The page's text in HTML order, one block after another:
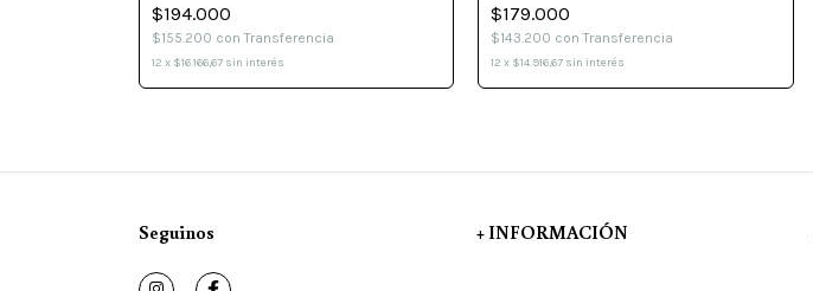
$194.000
$155.200 con Transferencia
12 x $16.166,67 sin interés
$179.000
$143.200 con Transferencia
12 x $14.916,67 sin interés
Seguinos + INFORMACIÓN